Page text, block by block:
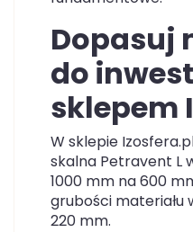
Dopasuj
do
sklepem
W sklepie
skalna Petravent L
1000 mm na 600
grubości materiału
220 mm.